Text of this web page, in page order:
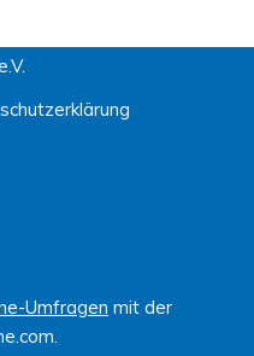
Umfragen mit der